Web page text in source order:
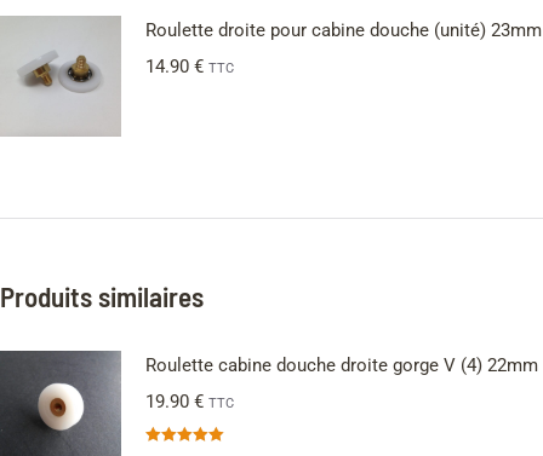
Roulette droite pour cabine douche (unité) 23mm
14.90 € TTC
Produits similaires
Roulette cabine douche droite gorge V (4) 22mm
19.90 € TTC